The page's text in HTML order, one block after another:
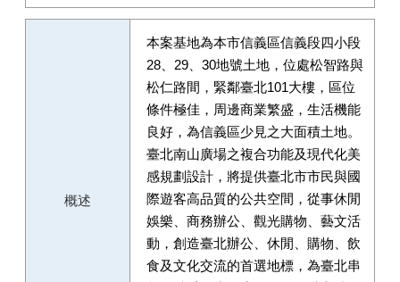
概述
本案基地為本市信義區信義段四小段
28、29、30地號土地，位處松智路與
松仁路間，緊鄰臺北101大樓，區位
條件極佳，周邊商業繁盛，生活機能
良好，為信義區少見之大面積土地。
臺北南山廣場之複合功能及現代化美
感規劃設計，將提供臺北市市民與國
際遊客高品質的公共空間，從事休閒
娛樂、商務辦公、觀光購物、藝文活
動，創造臺北辦公、休閒、購物、飲
食及文化交流的首選地標，為臺北串